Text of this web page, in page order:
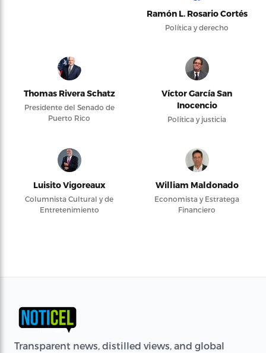
Ramón L. Rosario Cortés
Política y derecho
Thomas Rivera Schatz
Presidente del Senado de
Puerto Rico
Víctor García San
Inocencio
Política y justicia
Luisito Vigoreaux
Columnista Cultural y de
Entretenimiento
William Maldonado
Economista y Estratega
Financiero
Transparent news, distilled views, and global